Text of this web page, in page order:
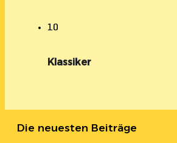
10
Klassiker
Die neuesten Beiträge